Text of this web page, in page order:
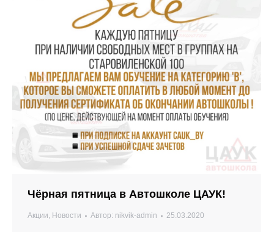
Чёрная пятница в Автошколе ЦАУК!
Акции, Новости Автор: nikvik-admin 25.03.2020